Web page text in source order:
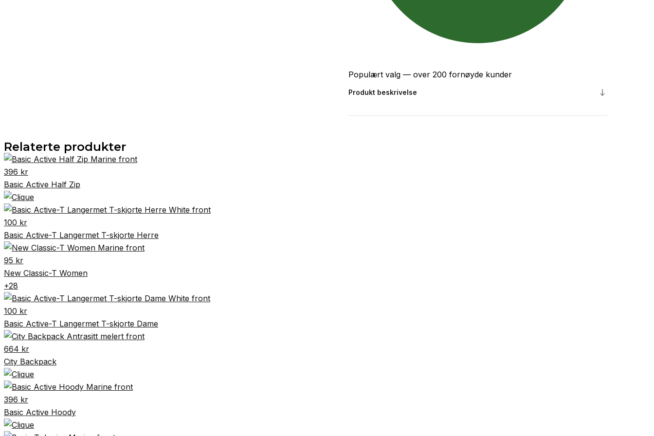
Populært valg — over 200 fornøyde kunder
Produkt beskrivelse
Relaterte produkter
396 kr
Basic Active Half Zip
100 kr
Basic Active-T Langermet T-skjorte Herre
95 kr
New Classic-T Women
+28
100 kr
Basic Active-T Langermet T-skjorte Dame
664 kr
City Backpack
396 kr
Basic Active Hoody